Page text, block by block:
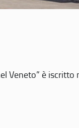
Veneto” è